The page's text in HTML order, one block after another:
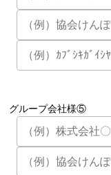
グループ会社様⑤